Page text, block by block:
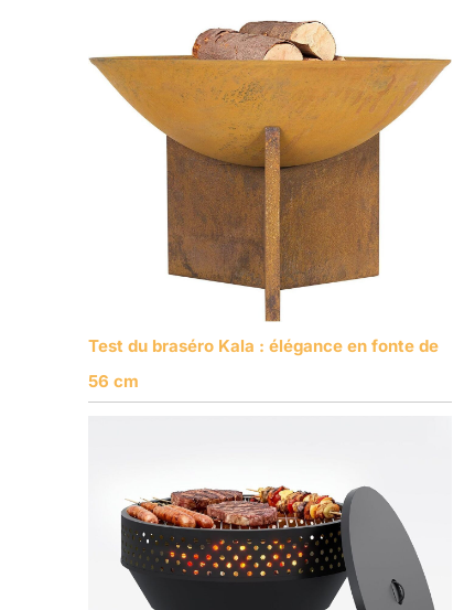
Test du braséro Kala : élégance en fonte de
56 cm